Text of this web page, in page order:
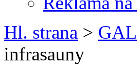
Hl. strana >
infrasauny